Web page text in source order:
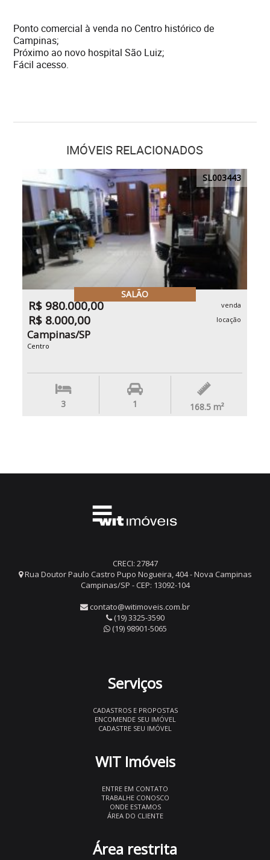
Ponto comercial à venda no Centro histórico de
Campinas;
Próximo ao novo hospital São Luiz;
Fácil acesso.
IMÓVEIS RELACIONADOS
SL003443
SALÃO
R$ 980.000,00 venda
R$ 8.000,00 locação
Campinas/SP
Centro
3 1 168.5 m²
CRECI: 27847
Rua Doutor Paulo Castro Pupo Nogueira, 404 - Nova Campinas
Campinas/SP - CEP: 13092-104
contato@witimoveis.com.br
(19) 3325-3590
(19) 98901-5065
Serviços
CADASTROS E PROPOSTAS
ENCOMENDE SEU IMÓVEL
CADASTRE SEU IMÓVEL
WIT Imóveis
ENTRE EM CONTATO
TRABALHE CONOSCO
ONDE ESTAMOS
ÁREA DO CLIENTE
Área restrita